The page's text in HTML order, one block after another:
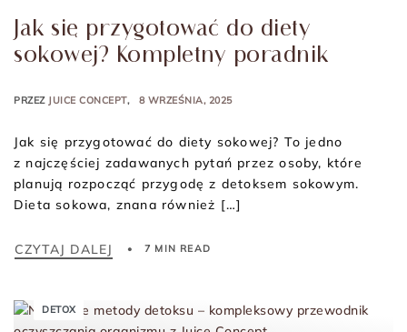
Jak się przygotować do diety
sokowej? Kompletny poradnik
PRZEZ JUICE CONCEPT 8 WRZEŚNIA, 2025
Jak się przygotować do diety sokowej? To jedno
z najczęściej zadawanych pytań przez osoby, które
planują rozpocząć przygodę z detoksem sokowym.
Dieta sokowa, znana również […]
CZYTAJ DALEJ 7 MIN READ
DETOX